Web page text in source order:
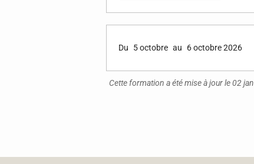
Du 5 octobre au 6 octobre 2026
Cette formation a été mise à jour le 02